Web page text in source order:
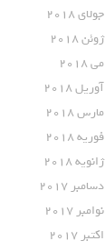
جولای 2018
ژوئن 2018
می 2018
آوریل 2018
مارس 2018
فوریه 2018
ژانویه 2018
دسامبر 2017
نوامبر 2017
اکتبر 2017